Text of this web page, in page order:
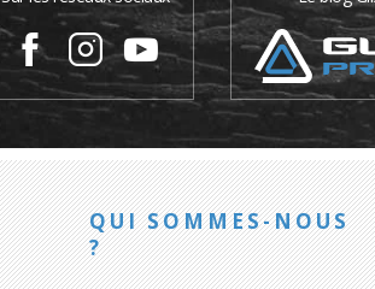
QUI SOMMES-NOUS
?